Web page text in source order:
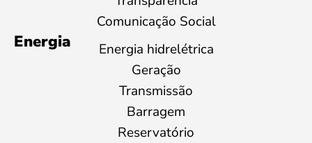
Comunicação Social
Energia
Energia hidrelétrica
Geração
Transmissão
Barragem
Reservatório